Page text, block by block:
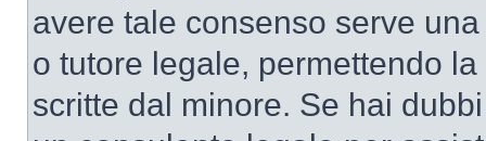
avere tale consenso serve
o tutore legale, permettendo
scritte dal minore. Se hai